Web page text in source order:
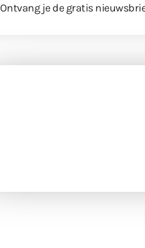
Ontvang je de gratis